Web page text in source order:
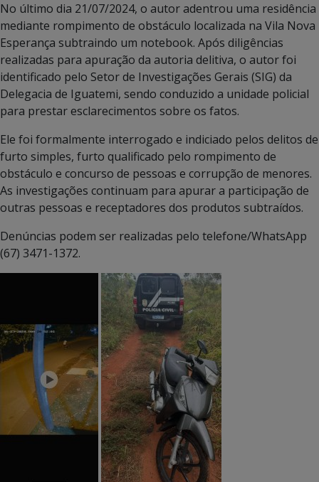
No último dia 21/07/2024, o autor adentrou uma residência
mediante rompimento de obstáculo localizada na Vila Nova
Esperança subtraindo um notebook. Após diligências
realizadas para apuração da autoria delitiva, o autor foi
identificado pelo Setor de Investigações Gerais (SIG) da
Delegacia de Iguatemi, sendo conduzido a unidade policial
para prestar esclarecimentos sobre os fatos.
Ele foi formalmente interrogado e indiciado pelos delitos de
furto simples, furto qualificado pelo rompimento de
obstáculo e concurso de pessoas e corrupção de menores.
As investigações continuam para apurar a participação de
outras pessoas e receptadores dos produtos subtraídos.
Denúncias podem ser realizadas pelo telefone/WhatsApp
(67) 3471-1372.